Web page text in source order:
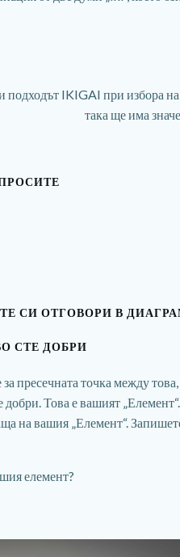
подходът IKIGAI при избора
така ще има
СИ ОТГОВОРИ В
СТЕ ДОБРИ
пресечната точка между това,
добри. Това е вашият
на вашия „Елемент“.
елемент?